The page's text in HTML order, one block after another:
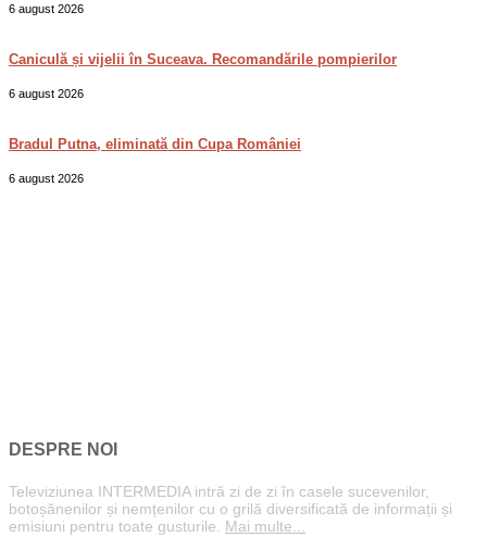
6 august 2026
Caniculă și vijelii în Suceava. Recomandările pompierilor
6 august 2026
Bradul Putna, eliminată din Cupa României
6 august 2026
DESPRE NOI
Televiziunea INTERMEDIA intră zi de zi în casele sucevenilor,
botoșănenilor și nemțenilor cu o grilă diversificată de informații și
emisiuni pentru toate gusturile. Mai multe...